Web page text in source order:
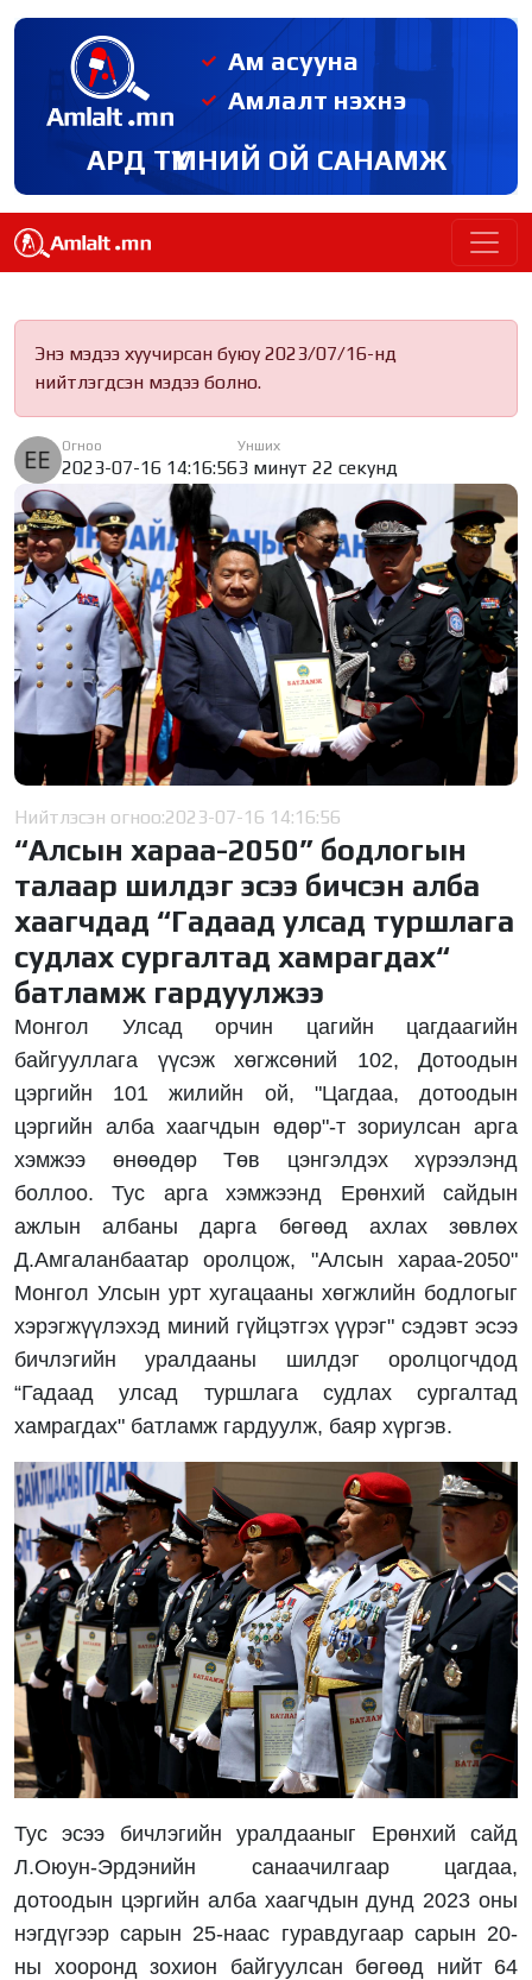
Ам асууна
Амлалт нэхнэ
АРД ТҮМНИЙ ОЙ САНАМЖ
Энэ мэдээ хуучирсан буюу 2023/07/16-нд
нийтлэгдсэн мэдээ болно.
Огноо
2023-07-16 14:16:56
Унших
3 минут 22 секунд
Нийтлэсэн огноо:2023-07-16 14:16:56
“Алсын хараа-2050” бодлогын
талаар шилдэг эсээ бичсэн алба
хаагчдад “Гадаад улсад туршлага
судлах сургалтад хамрагдах“
батламж гардуулжээ
Монгол Улсад орчин цагийн цагдаагийн
байгууллага үүсэж хөгжсөний 102, Дотоодын
цэргийн 101 жилийн ой, "Цагдаа, дотоодын
цэргийн алба хаагчдын өдөр"-т зориулсан арга
хэмжээ өнөөдөр Төв цэнгэлдэх хүрээлэнд
боллоо. Тус арга хэмжээнд Ерөнхий сайдын
ажлын албаны дарга бөгөөд ахлах зөвлөх
Д.Амгаланбаатар оролцож, "Алсын хараа-2050"
Монгол Улсын урт хугацааны хөгжлийн бодлогыг
хэрэгжүүлэхэд миний гүйцэтгэх үүрэг" сэдэвт эсээ
бичлэгийн уралдааны шилдэг оролцогчдод
“Гадаад улсад туршлага судлах сургалтад
хамрагдах" батламж гардуулж, баяр хүргэв.
Тус эсээ бичлэгийн уралдааныг Ерөнхий сайд
Л.Оюун-Эрдэнийн санаачилгаар цагдаа,
дотоодын цэргийн алба хаагчдын дунд 2023 оны
нэгдүгээр сарын 25-наас гуравдугаар сарын 20-
ны хооронд зохион байгуулсан бөгөөд нийт 64